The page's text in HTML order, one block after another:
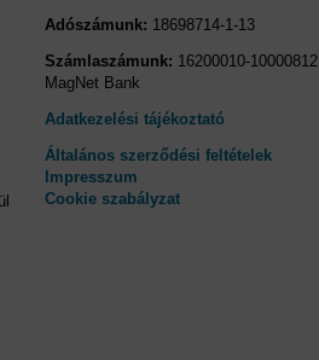
Adószámunk: 18698714-1-13
Számlaszámunk: 16200010-10000812
MagNet Bank
Adatkezelési tájékoztató
Általános szerződési feltételek
Impresszum
Cookie szabályzat